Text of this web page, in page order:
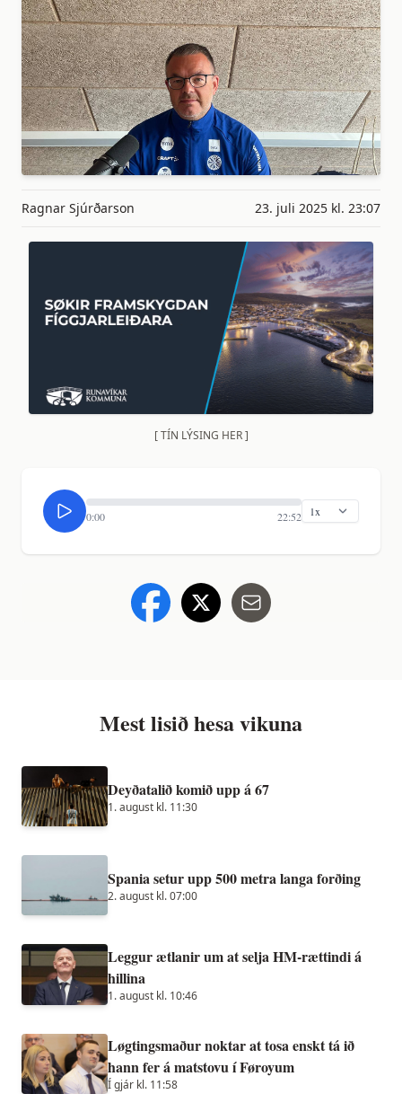
Ragnar Sjúrðarson 23. juli 2025 kl. 23:07
[ TÍN LÝSING HER ]
0:00 22:52
Mest lisið hesa vikuna
Deyðatalið komið upp á 67
1. august kl. 11:30
Spania setur upp 500 metra langa forðing
2. august kl. 07:00
Leggur ætlanir um at selja HM-rættindi á
hillina
1. august kl. 10:46
Løgtingsmaður noktar at tosa enskt tá ið
hann fer á matstovu í Føroyum
Í gjár kl. 11:58